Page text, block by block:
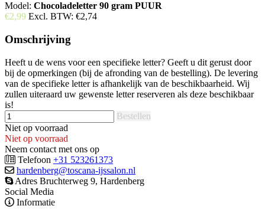
Model: Chocoladeletter 90 gram PUUR
€2,99 Excl. BTW: €2,74
Omschrijving
Heeft u de wens voor een specifieke letter? Geeft u dit gerust door
bij de opmerkingen (bij de afronding van de bestelling). De levering
van de specifieke letter is afhankelijk van de beschikbaarheid. Wij
zullen uiteraard uw gewenste letter reserveren als deze beschikbaar
is!
Bestellen
Niet op voorraad
Niet op voorraad
Neem contact met ons op
Telefoon +31 523261373
hardenberg@toscana-ijssalon.nl
Adres Bruchterweg 9, Hardenberg
Social Media
Informatie